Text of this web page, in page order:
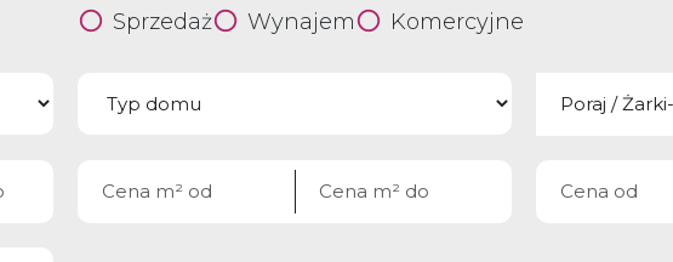
Sprzedaż Wynajem Komercyjne